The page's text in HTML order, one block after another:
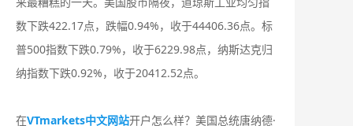
数下跌422.17点，跌幅0.94%，收于44406.36点。标
普500指数下跌0.79%，收于6229.98点，纳斯达克归
纳指数下跌0.92%，收于20412.52点。
在VTmarkets中文网站开户怎么样？美国总统唐纳德·